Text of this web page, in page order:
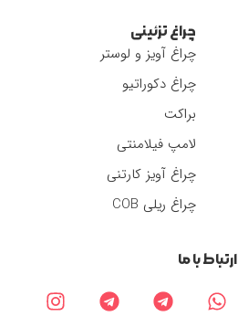
چراغ تزئینی
چراغ آویز و لوستر
چراغ دکوراتیو
براکت
لامپ فیلامنتی
چراغ آویز کارتنی
چراغ ریلی COB
ارتباط با ما